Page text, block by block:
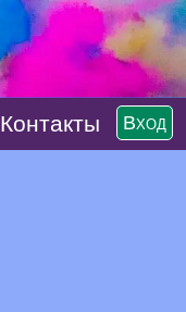
Контакты Вход